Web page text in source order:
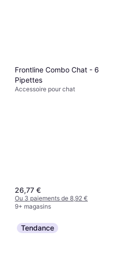
Frontline Combo Chat - 6
Pipettes
Accessoire pour chat
26,77 €
Ou 3 paiements de 8,92 €
9+ magasins
Tendance